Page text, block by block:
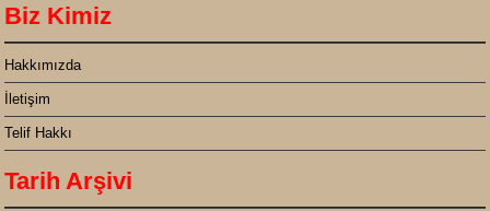
Biz Kimiz
Hakkımızda
İletişim
Telif Hakkı
Tarih Arşivi